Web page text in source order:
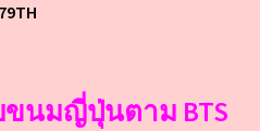
นมญี่ปุ่นตาม BTS